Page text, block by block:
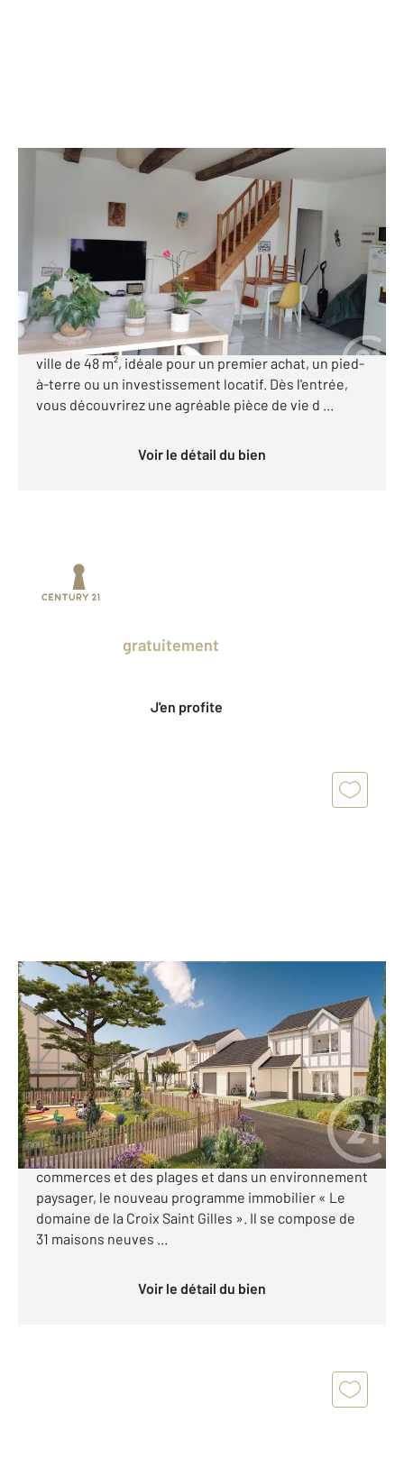
ST PAIR SUR MER 50
Ref : 45468
Maison à vendre
177 000 €
CENTURY 21 Royer Immo vous propose au cœur de
SAINT-PAIR-SUR-MER, cette charmante maison de
ville de 48 m², idéale pour un premier achat, un pied-
à-terre ou un investissement locatif. Dès l'entrée,
vous découvrirez une agréable pièce de vie d ...
Voir le détail du bien
gratuitement
J'en profite
ST PAIR SUR MER 50
76,59 m2, 4 pièces
Ref : 44463
Maison à vendre
295 000 €
CENTURY 21 Royer Immo vous présente à SAINT-
PAIR-SUR-MER, idéalement situé à proximité des
commerces et des plages et dans un environnement
paysager, le nouveau programme immobilier « Le
domaine de la Croix Saint Gilles ». Il se compose de
31 maisons neuves ...
Voir le détail du bien